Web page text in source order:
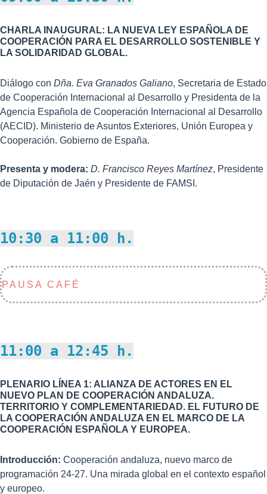
CHARLA INAUGURAL: LA NUEVA LEY ESPAÑOLA DE
COOPERACIÓN PARA EL DESARROLLO SOSTENIBLE Y
LA SOLIDARIDAD GLOBAL.
Diálogo con Dña. Eva Granados Galiano, Secretaria de Estado
de Cooperación Internacional al Desarrollo y Presidenta de la
Agencia Española de Cooperación Internacional al Desarrollo
(AECID). Ministerio de Asuntos Exteriores, Unión Europea y
Cooperación. Gobierno de España.
Presenta y modera: D. Francisco Reyes Martínez, Presidente
de Diputación de Jaén y Presidente de FAMSI.
10:30 a 11:00 h.
PAUSA CAFÉ
11:00 a 12:45 h.
PLENARIO LÍNEA 1: ALIANZA DE ACTORES EN EL
NUEVO PLAN DE COOPERACIÓN ANDALUZA.
TERRITORIO Y COMPLEMENTARIEDAD. EL FUTURO DE
LA COOPERACIÓN ANDALUZA EN EL MARCO DE LA
COOPERACIÓN ESPAÑOLA Y EUROPEA.
Introducción: Cooperación andaluza, nuevo marco de
programación 24-27. Una mirada global en el contexto español
y europeo.